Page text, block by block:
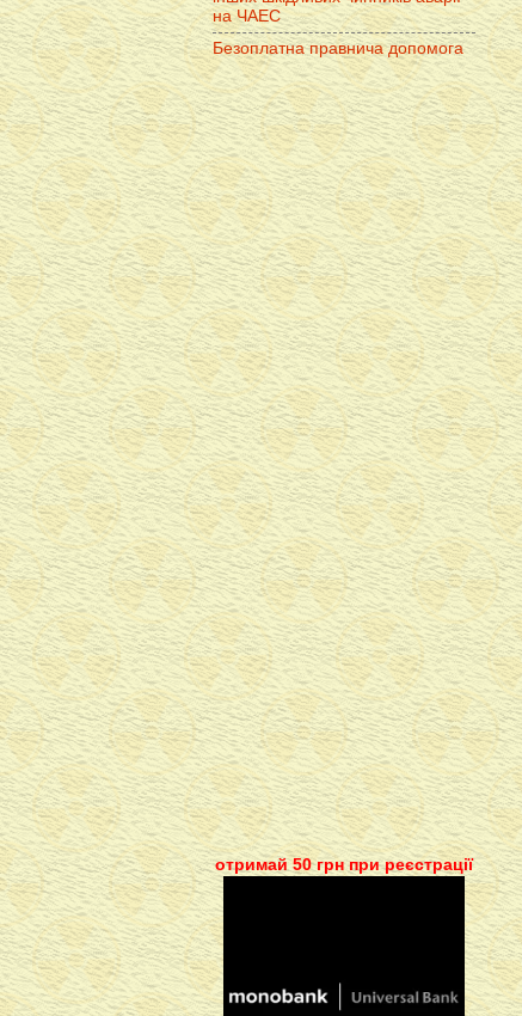
на ЧАЕС
Безоплатна правнича допомога
отримай 50 грн при реєстрації